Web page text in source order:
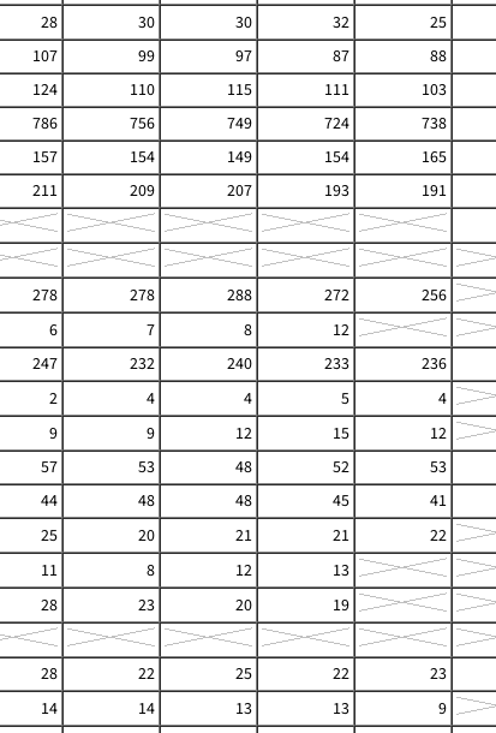
28 30 30 32
25
107 99 97 87
88
124 110 115 111
103
786 756 749 724
738
157 154 149 154
165
211 209 207 193
191
278 278 288 272
256
6 7 8
12
247 232 240 233
236
2 4 4 5
4
9 9 12 15
12
57 53 48 52
53
44 48 48 45
41
25 20 21 21
22
11 8 12
13
28 23 20
19
28 22 25 22
23
14 14 13 13
9